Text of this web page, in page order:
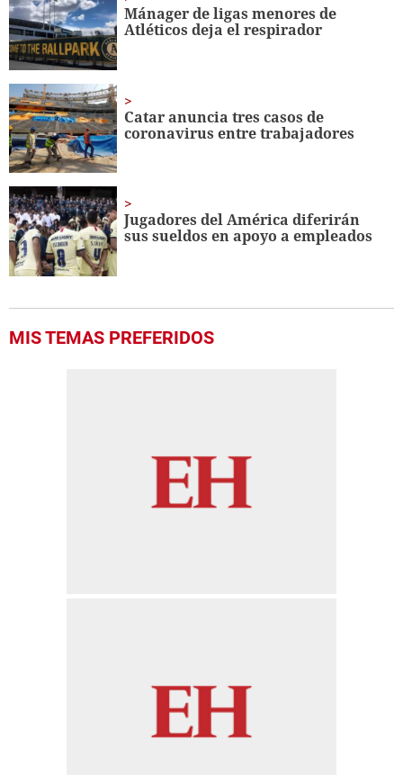
seconds
Mánager de ligas menores de
Atléticos deja el respirador
Catar anuncia tres casos de
coronavirus entre trabajadores
Jugadores del América diferirán
sus sueldos en apoyo a empleados
MIS TEMAS PREFERIDOS